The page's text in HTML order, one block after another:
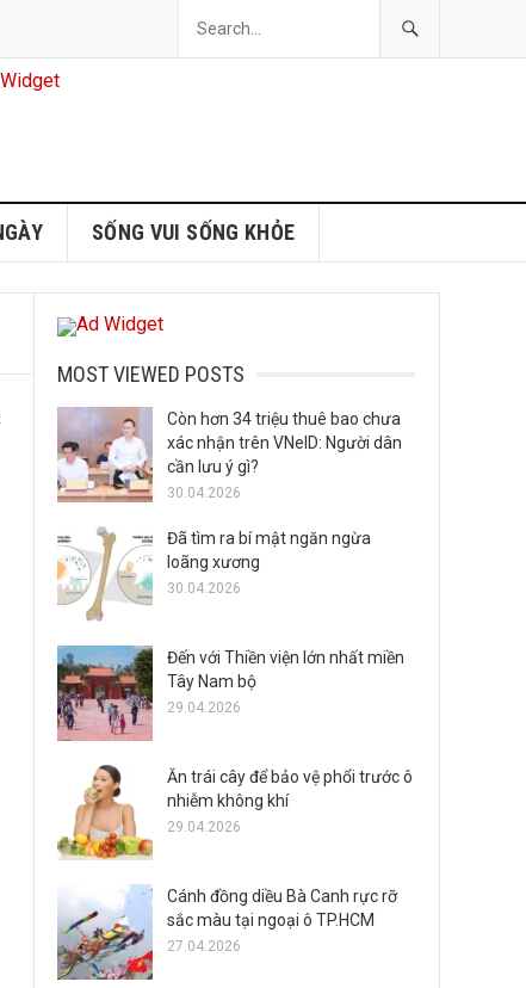
SỐNG VUI SỐNG KHỎE
MOST VIEWED POSTS
Còn hơn 34 triệu thuê bao chưa
xác nhận trên VNeID: Người dân
cần lưu ý gì?
30.04.2026
Đã tìm ra bí mật ngăn ngừa
loãng xương
30.04.2026
Đến với Thiền viện lớn nhất miền
Tây Nam bộ
29.04.2026
Ăn trái cây để bảo vệ phổi trước ô
nhiễm không khí
29.04.2026
Cánh đồng diều Bà Canh rực rỡ
sắc màu tại ngoại ô TP.HCM
27.04.2026